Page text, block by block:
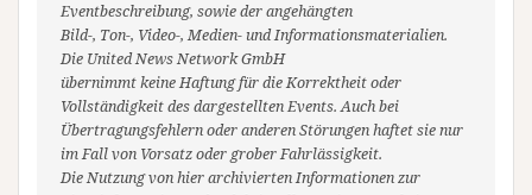
Eventbeschreibung, sowie der angehängten
Bild-, Ton-, Video-, Medien- und Informationsmaterialien.
Die United News Network GmbH
übernimmt keine Haftung für die Korrektheit oder
Vollständigkeit des dargestellten Events. Auch bei
Übertragungsfehlern oder anderen Störungen haftet sie nur
im Fall von Vorsatz oder grober Fahrlässigkeit.
Die Nutzung von hier archivierten Informationen zur